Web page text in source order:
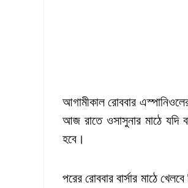
আগামীকাল রোববার
আজ রাতে ওসাসুনার মাঠে যদি
হবে।
পরের রোববার বার্সার মাঠে